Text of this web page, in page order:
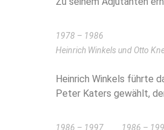
1978 – 1986
Heinrich Winkels und Otto
Heinrich Winkels führte
Peter Katers gewählt,
1986 – 1997 1986 –